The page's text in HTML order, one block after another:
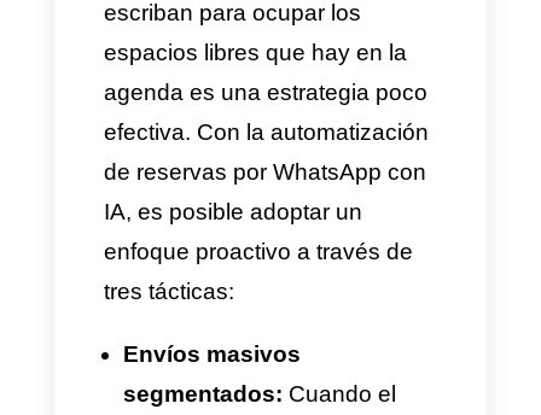
Deporte y recreación (
tenis, centros de
acondicionamiento y
entrenamiento):La
disponibilidad de espacios
como canchas, salones o
cambiar en cualquier